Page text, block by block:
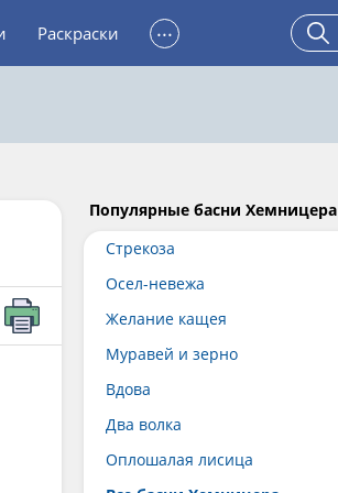
Раскраски ...
Популярные басни Хемницера
Стрекоза
Осел-невежа
Желание кащея
Муравей и зерно
Вдова
Два волка
Оплошалая лисица